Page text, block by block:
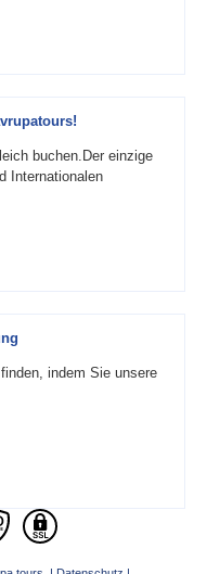
buchen.Der einzige
Internationalen
indem Sie unsere